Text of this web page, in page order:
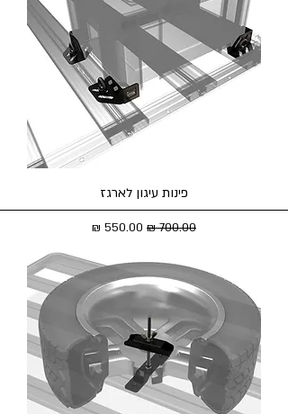
פינות עיגון לארגז
מחיר רגיל מחיר מבצע